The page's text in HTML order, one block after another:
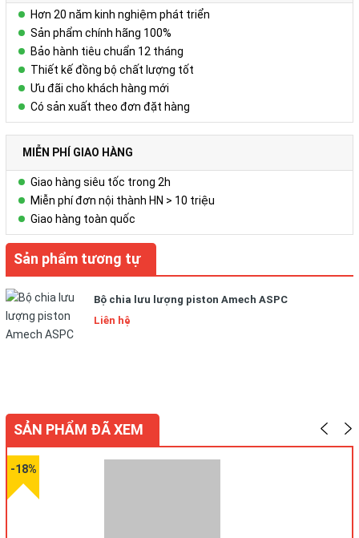
Hơn 20 năm kinh nghiệm phát triển
Sản phẩm chính hãng 100%
Bảo hành tiêu chuẩn 12 tháng
Thiết kế đồng bộ chất lượng tốt
Ưu đãi cho khách hàng mới
Có sản xuất theo đơn đặt hàng
MIỄN PHÍ GIAO HÀNG
Giao hàng siêu tốc trong 2h
Miễn phí đơn nội thành HN > 10 triệu
Giao hàng toàn quốc
Sản phẩm tương tự
Bộ chia lưu lượng piston Amech ASPC
Liên hệ
SẢN PHẨM ĐÃ XEM
-18%